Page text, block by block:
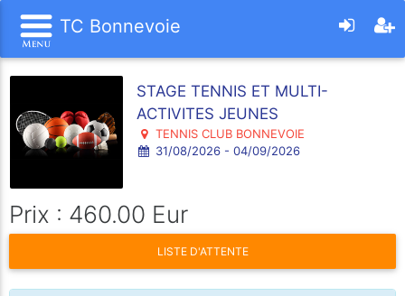
TC Bonnevoie
STAGE TENNIS ET MULTI-
ACTIVITES JEUNES
TENNIS CLUB BONNEVOIE
31/08/2026 - 04/09/2026
Prix : 460.00 Eur
LISTE D'ATTENTE